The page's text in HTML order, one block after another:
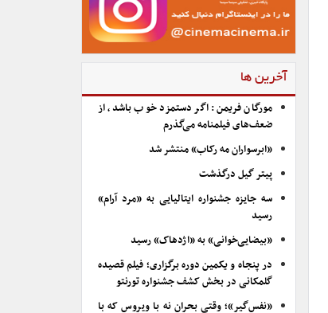
آخرین ها
مورگان فریمن: اگر دستمزد خوب باشد، از
ضعف‌های فیلمنامه می‌گذرم
«ابرسواران مه رکاب» منتشر شد
پیتر گیل درگذشت
سه جایزه جشنواره ایتالیایی به «مرد آرام»
رسید
«بیضایی‌خوانی» به «اژدهاک» رسید
در پنجاه و یکمین دوره برگزاری؛ فیلم قصیده
گلمکانی در بخش کشف جشنواره تورنتو
«نفس‌گیر»؛ وقتی بحران نه با ویروس که با